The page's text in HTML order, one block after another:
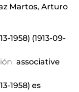
Martos, Arturo
1958) (1913-09-
associative
1958) es